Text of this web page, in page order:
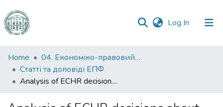
Log In (current)
Communities
&
Collections
Home
04. Економіко-правовий факультет
Статті та доповіді ЕПФ
Analysis of ECHR decisions about the legal regime of medical privacy